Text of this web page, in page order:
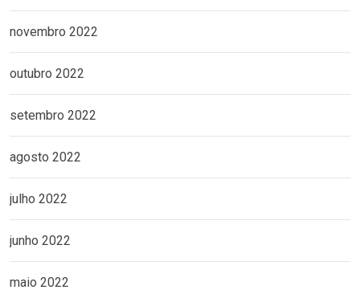
novembro 2022
outubro 2022
setembro 2022
agosto 2022
julho 2022
junho 2022
maio 2022